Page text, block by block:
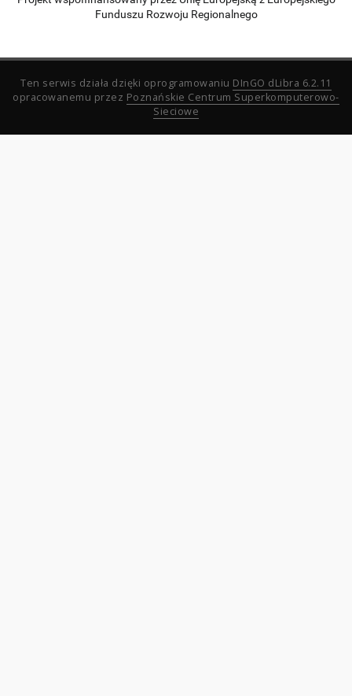
Funduszu Rozwoju Regionalnego
Ten serwis działa dzięki oprogramowaniu DInGO dLibra 6.2.11
opracowanemu przez Poznańskie Centrum Superkomputerowo-
Sieciowe